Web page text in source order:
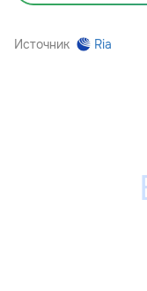
Источник Ria